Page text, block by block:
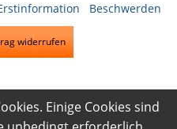
Beschwerden
widerrufen
Einige Cookies sind